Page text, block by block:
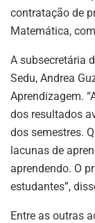
contratação de
Matemática,
A subsecretária
Sedu, Andrea
Aprendizagem.
dos resultados
dos semestres.
lacunas de
aprendendo. O
estudantes”,
Entre as outras